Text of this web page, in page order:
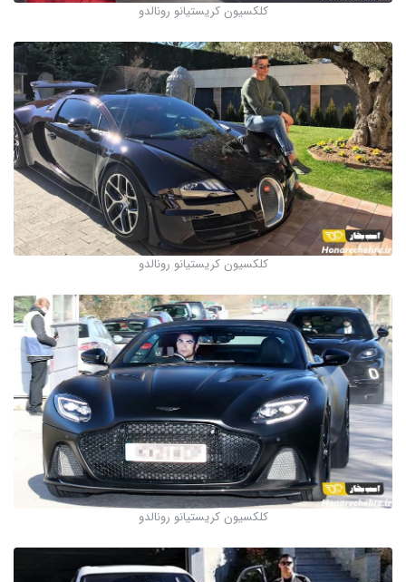
کلکسیون کریستیانو رونالدو
کلکسیون کریستیانو رونالدو
کلکسیون کریستیانو رونالدو